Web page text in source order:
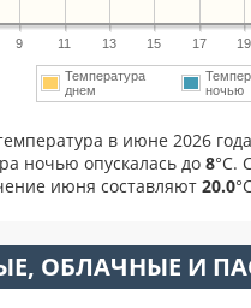
9 11 13 15 17 19
Температура
днем
ночью
в июне 2026
ночью опускалась до 8°C.
июня составляют 20.0
ОБЛАЧНЫЕ И